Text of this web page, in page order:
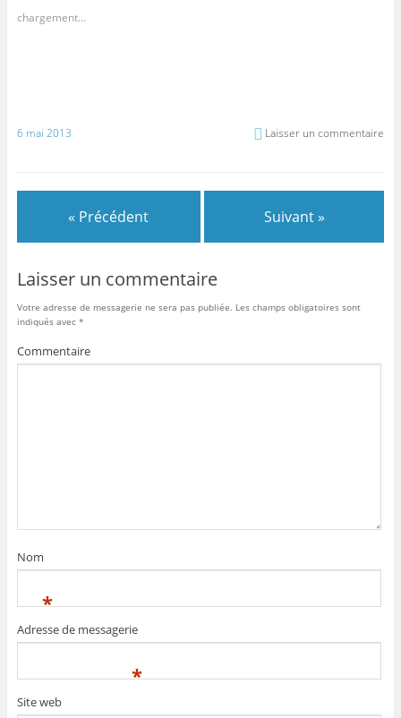
chargement…
6 mai 2013 Laisser un commentaire
« Précédent Suivant »
Laisser un commentaire
Votre adresse de messagerie ne sera pas publiée. Les champs obligatoires sont
indiqués avec *
Commentaire
Nom
*
Adresse de messagerie
*
Site web